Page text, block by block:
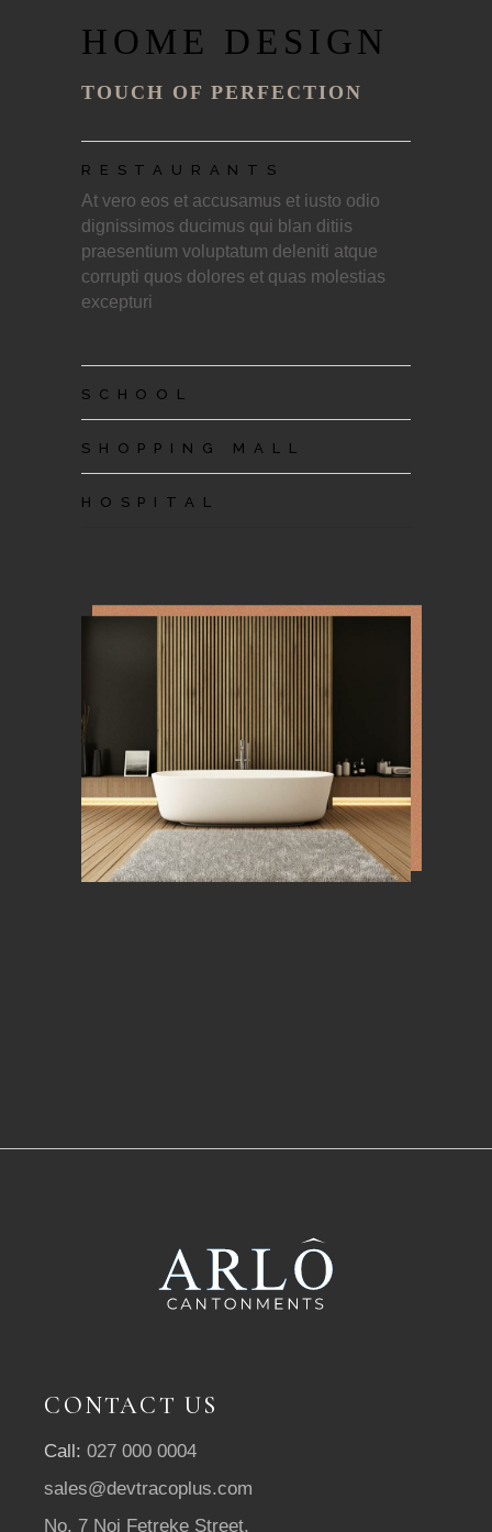
HOME DESIGN
TOUCH OF PERFECTION
RESTAURANTS
At vero eos et accusamus et iusto odio
dignissimos ducimus qui blan ditiis
praesentium voluptatum deleniti atque
corrupti quos dolores et quas molestias
excepturi
SCHOOL
SHOPPING MALL
HOSPITAL
CONTACT US
Call:027 000 0004
sales@devtracoplus.com
No. 7 Noi Fetreke Street,